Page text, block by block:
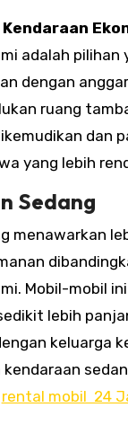
adalah pilihan
dengan
ruang
dan
yang lebih
Sedang
menawarkan
Mobil-mobil
lebih
keluarga
rental mobil 24